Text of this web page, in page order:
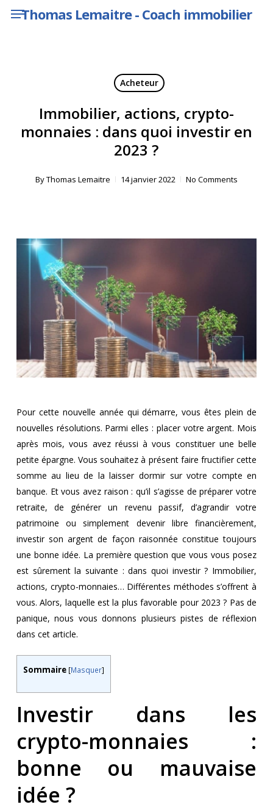
Skip Thomas Lemaitre - Coach immobilier
Menu
Acheteur
Immobilier, actions, crypto-
monnaies : dans quoi investir en
2023 ?
ByThomas Lemaitre 14 janvier 2022 No Comments
Pour cette nouvelle année qui démarre, vous êtes plein de
nouvelles résolutions. Parmi elles : placer votre argent. Mois
après mois, vous avez réussi à vous constituer une belle
petite épargne. Vous souhaitez à présent faire fructifier cette
somme au lieu de la laisser dormir sur votre compte en
banque. Et vous avez raison : qu’il s’agisse de préparer votre
retraite, de générer un revenu passif, d’agrandir votre
patrimoine ou simplement devenir libre financièrement,
investir son argent de façon raisonnée constitue toujours
une bonne idée. La première question que vous vous posez
est sûrement la suivante : dans quoi investir ? Immobilier,
actions, crypto-monnaies… Différentes méthodes s’offrent à
vous. Alors, laquelle est la plus favorable pour 2023 ? Pas de
panique, nous vous donnons plusieurs pistes de réflexion
dans cet article.
Sommaire [Masquer]
Investir dans les
crypto-monnaies :
bonne ou mauvaise
idée ?